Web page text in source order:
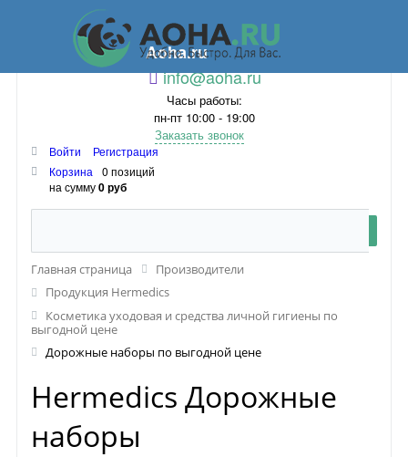
Aoha.ru
info@aoha.ru
Часы работы:
пн-пт 10:00 - 19:00
Заказать звонок
Войти
Регистрация
Корзина
0 позиций
на сумму0 руб
Главная страница
Производители
Продукция Hermedics
Косметика уходовая и средства личной гигиены по
выгодной цене
Дорожные наборы по выгодной цене
Hermedics Дорожные
наборы